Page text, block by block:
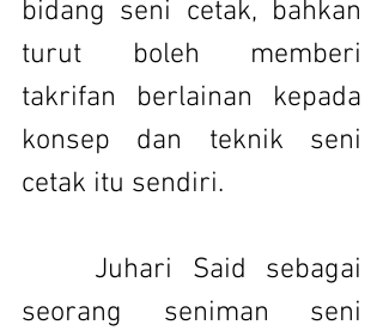
bidang seni cetak, bahkan
turut boleh memberi
takrifan berlainan kepada
konsep dan teknik seni
cetak itu sendiri.
seorang seniman seni